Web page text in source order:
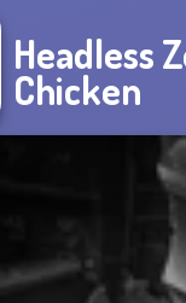
Headless
Chicken